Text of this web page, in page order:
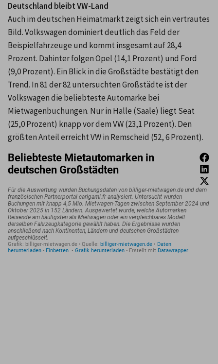
Deutschland bleibt VW-Land
Auch im deutschen Heimatmarkt zeigt sich ein vertrautes
Bild. Volkswagen dominiert deutlich das Feld der
Beispielfahrzeuge und kommt insgesamt auf 28,4
Prozent. Dahinter folgen Opel (14,1 Prozent) und Ford
(9,0 Prozent). Ein Blick in die Großstädte bestätigt den
Trend. In 81 der 82 untersuchten Großstädte ist der
Volkswagen die beliebteste Automarke bei
Mietwagenbuchungen. Nur in Halle (Saale) liegt Seat
(25,0 Prozent) knapp vor dem VW (23,1 Prozent). Den
größten Anteil erreicht VW in Remscheid (52, 6 Prozent).